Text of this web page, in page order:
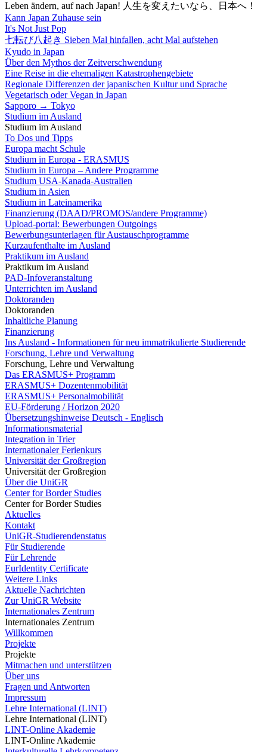
Leben ändern, auf nach Japan! 人生を変えたいなら、日本へ！
Kann Japan Zuhause sein
It's Not Just Pop
七転び八起き Sieben Mal hinfallen, acht Mal aufstehen
Kyudo in Japan
Über den Mythos der Zeitverschwendung
Eine Reise in die ehemaligen Katastrophengebiete
Regionale Differenzen der japanischen Kultur und Sprache
Vegetarisch oder Vegan in Japan
Sapporo → Tokyo
Studium im Ausland
Studium im Ausland
To Dos und Tipps
Europa macht Schule
Studium in Europa - ERASMUS
Studium in Europa – Andere Programme
Studium USA-Kanada-Australien
Studium in Asien
Studium in Lateinamerika
Finanzierung (DAAD/PROMOS/andere Programme)
Upload-portal: Bewerbungen Outgoings
Bewerbungsunterlagen für Austauschprogramme
Kurzaufenthalte im Ausland
Praktikum im Ausland
Praktikum im Ausland
PAD-Infoveranstaltung
Unterrichten im Ausland
Doktoranden
Doktoranden
Inhaltliche Planung
Finanzierung
Ins Ausland - Informationen für neu immatrikulierte Studierende
Forschung, Lehre und Verwaltung
Forschung, Lehre und Verwaltung
Das ERASMUS+ Programm
ERASMUS+ Dozentenmobilität
ERASMUS+ Personalmobilität
EU-Förderung / Horizon 2020
Übersetzungshinweise Deutsch - Englisch
Informationsmaterial
Integration in Trier
Internationaler Ferienkurs
Universität der Großregion
Universität der Großregion
Über die UniGR
Center for Border Studies
Center for Border Studies
Aktuelles
Kontakt
UniGR-Studierendenstatus
Für Studierende
Für Lehrende
EurIdentity Certificate
Weitere Links
Aktuelle Nachrichten
Zur UniGR Website
Internationales Zentrum
Internationales Zentrum
Willkommen
Projekte
Projekte
Mitmachen und unterstützen
Über uns
Fragen und Antworten
Impressum
Lehre International (LINT)
Lehre International (LINT)
LINT-Online Akademie
LINT-Online Akademie